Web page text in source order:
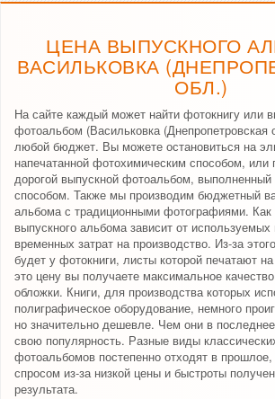
ЦЕНА ВЫПУСКНОГО
ВАСИЛЬКОВКА
ОБЛ.)
На сайте каждый может найти фотокнигу или
фотоальбом (Васильковка (Днепропетровская
любой бюджет. Вы можете остановиться на
напечатанной фотохимическим способом, или
дорогой выпускной фотоальбом,
способом. Также мы производим бюджетный
альбома с традиционными фотографиями.
выпускного альбома зависит от
временных затрат на производство. Из-за
будет у фотокниги, листы которой печатают
это цену вы получаете максимальное
обложки. Книги, для производства которых
полиграфическое оборудование, немного
но значительно дешевле. Чем они в
свою популярность. Разные виды
фотоальбомов постепенно отходят в
спросом из-за низкой цены и быстроты
результата.